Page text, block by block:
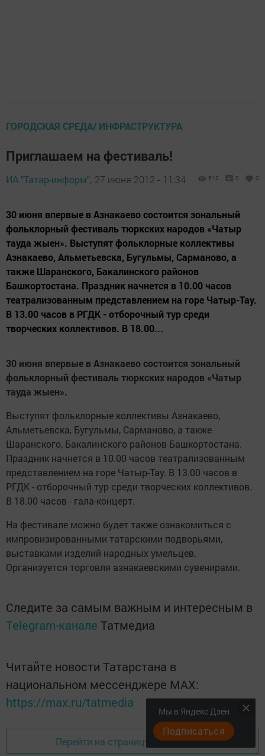
ГОРОДСКАЯ СРЕДА/ ИНФРАСТРУКТУРА
Приглашаем на фестиваль!
ИА "Татар-информ", 27 июня 2012 - 11:34 613 0 0
30 июня впервые в Азнакаево состоится зональный
фольклорный фестиваль тюркских народов «Чатыр
тауда жыен». Выступят фольклорные коллективы
Азнакаево, Альметьевска, Бугульмы, Сарманово, а
также Шаранского, Бакалинского районов
Башкортостана. Праздник начнется в 10.00 часов
театрализованным представлением на горе Чатыр-Тау.
В 13.00 часов в РГДК - отборочный тур среди
творческих коллективов. В 18.00...
30 июня впервые в Азнакаево состоится зональный
фольклорный фестиваль тюркских народов «Чатыр
тауда жыен».
Выступят фольклорные коллективы Азнакаево,
Альметьевска, Бугульмы, Сарманово, а также
Шаранского, Бакалинского районов Башкортостана.
Праздник начнется в 10.00 часов театрализованным
представлением на горе Чатыр-Тау. В 13.00 часов в
РГДК - отборочный тур среди творческих коллективов.
В 18.00 часов - гала-концерт.
На фестивале можно будет также ознакомиться с
импровизированными татарскими подворьями,
выставками изделий народных умельцев.
Организуется торговля азнакаевскими сувенирами.
Следите за самым важным и интересным в
Telegram-канале Татмедиа
Читайте новости Татарстана в
национальном мессенджере MАХ:
https://max.ru/tatmedia
Перейти на страницу новости
Мы в Яндекс Дзен
Подписаться